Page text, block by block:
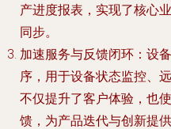
产进度报表，实现了核心
同步。
加速服务与反馈闭环 ：设
序，用于设备状态监控、
不仅提升了客户体验，也
馈，为产品迭代与创新提供